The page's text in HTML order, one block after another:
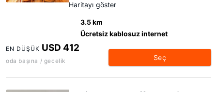
Haritayı göster
3.5 km
Ücretsiz kablosuz internet
EN DÜŞÜK USD 412
oda başına / gecelik Seç